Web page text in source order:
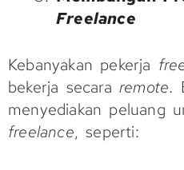
Freelance
Kebanyakan pekerja
bekerja secara remote.
menyediakan peluang
freelance, seperti: